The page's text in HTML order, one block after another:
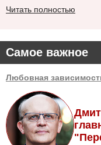
Самое важное
Любовная
Читать полностью